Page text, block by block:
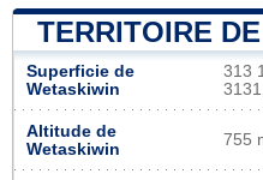
TERRITOIRE
Superficie de
Wetaskiwin
313
Altitude de
Wetaskiwin
755